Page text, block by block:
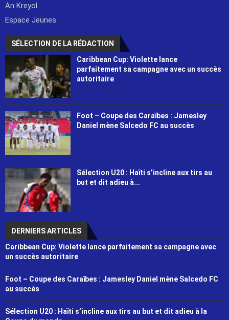
An Kreyol
Espace Jeunes
SÉLECTION DE LA RÉDACTION
Caribbean Cup: Violette lance
parfaitement sa campagne avec un succès
autoritaire
Foot – Coupe des Caraïbes : Jamesley
Daniel mène Salcedo FC au succès
Sélection U20 : Haïti s’incline aux tirs au
but et dit adieu à...
DERNIERS ARTICLES
Caribbean Cup: Violette lance parfaitement sa campagne avec
un succès autoritaire
Foot – Coupe des Caraïbes : Jamesley Daniel mène Salcedo FC
au succès
Sélection U20 : Haïti s’incline aux tirs au but et dit adieu à la